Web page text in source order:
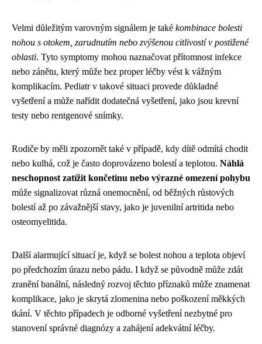
Velmi důležitým varovným signálem je také kombinace bolesti
nohou s otokem, zarudnutím nebo zvýšenou citlivostí v postižené
oblasti. Tyto symptomy mohou naznačovat přítomnost infekce
nebo zánětu, který může bez proper léčby vést k vážným
komplikacím. Pediatr v takové situaci provede důkladné
vyšetření a může nařídit dodatečná vyšetření, jako jsou krevní
testy nebo rentgenové snímky.
Rodiče by měli zpozornět také v případě, kdy dítě odmítá chodit
nebo kulhá, což je často doprovázeno bolestí a teplotou. Náhlá
neschopnost zatížit končetinu nebo výrazné omezení pohybu
může signalizovat různá onemocnění, od běžných růstových
bolestí až po závažnější stavy, jako je juvenilní artritida nebo
osteomyelitida.
Další alarmující situací je, když se bolest nohou a teplota objeví
po předchozím úrazu nebo pádu. I když se původně může zdát
zranění banální, následný rozvoj těchto příznaků může znamenat
komplikace, jako je skrytá zlomenina nebo poškození měkkých
tkání. V těchto případech je odborné vyšetření nezbytné pro
stanovení správné diagnózy a zahájení adekvátní léčby.